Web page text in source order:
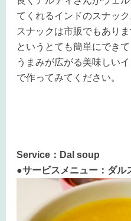
てくれるインドのスナッ
スナックは市販でもあり
というとても簡単にでき
うまみが広がる美味しい
で作ってみてください。
Service：Dal soup
●サービスメニュー：ダル